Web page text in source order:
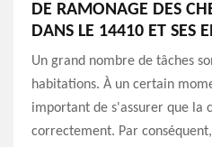
DE RAMONAGE DES
DANS LE 14410 ET SES
Un grand nombre de tâches
habitations. À un certain
important de s'assurer que la
correctement. Par